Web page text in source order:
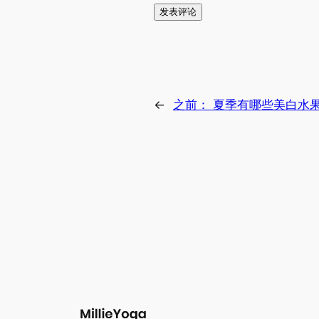
← 之前： 夏季有哪些美白水